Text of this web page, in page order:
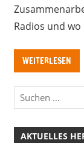
Radios und
WEITERLESEN
AKTUELLES